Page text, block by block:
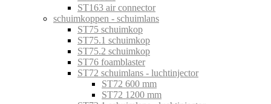
ST163 air connector
schuimkoppen - schuimlans
ST75 schuimkop
ST75.1 schuimkop
ST75.2 schuimkop
ST76 foamblaster
ST72 schuimlans - luchtinjector
ST72 600 mm
ST72 1200 mm